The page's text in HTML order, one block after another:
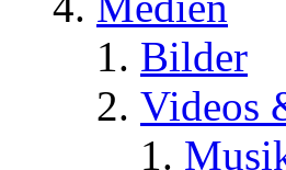
Bilder
Videos